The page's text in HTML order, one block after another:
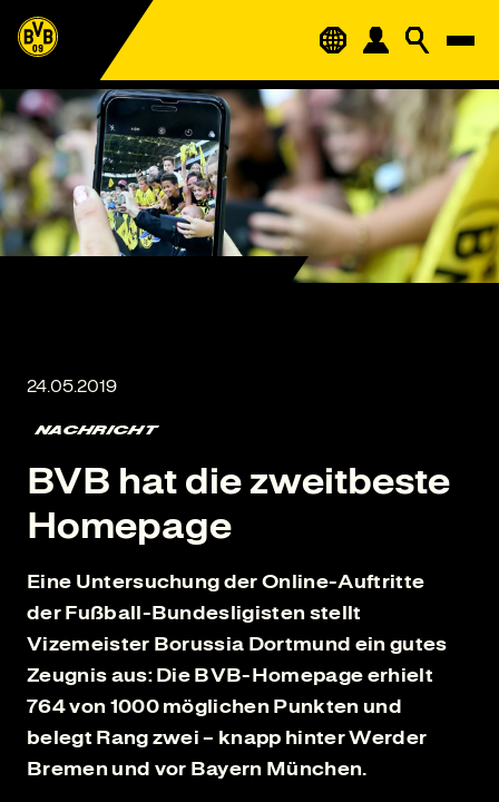
NACHRICHT
BVB hat die zweitbeste
Homepage
Eine Untersuchung der Online-Auftritte
der Fußball-Bundesligisten stellt
Vizemeister Borussia Dortmund ein gutes
Zeugnis aus: Die BVB-Homepage erhielt
764 von 1000 möglichen Punkten und
belegt Rang zwei – knapp hinter Werder
Bremen und vor Bayern München.